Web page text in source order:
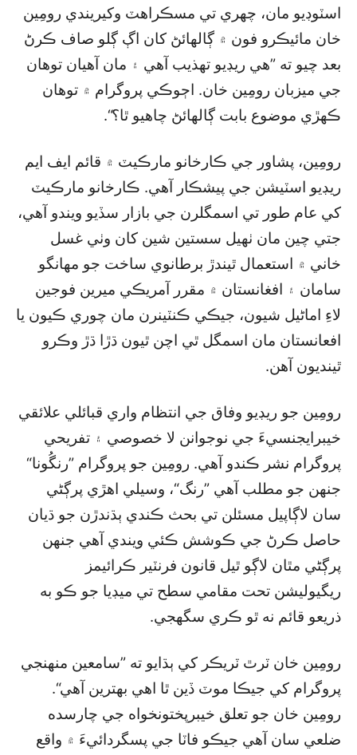
اسٽوڊيو مان، چهري تي مسڪراهٽ وکيريندي رومِين
خان مائيڪرو فون ۾ ڳالهائڻ کان اڳ ڳلو صاف ڪرڻ
بعد چيو ته ”هي ريڊيو تهذيب آهي ۽ مان آهيان توهان
جي ميزبان رومِين خان. اڄوڪي پروگرام ۾ توهان
ڪهڙي موضوع بابت ڳالهائڻ چاهيو ٿا؟“.
رومِين، پشاور جي ڪارخانو مارڪيٽ ۾ قائم ايف ايم
ريڊيو اسٽيشن جي پيشڪار آهي. ڪارخانو مارڪيٽ
کي عام طور تي اسمگلرن جي بازار سڏيو ويندو آهي،
جتي چين مان ٺهيل سستين شين کان وٺي غسل
خاني ۾ استعمال ٿيندڙ برطانوي ساخت جو مهانگو
سامان ۽ افغانستان ۾ مقرر آمريڪي ميرين فوجين
لاءِ اماڻيل شيون، جيڪي ڪنٽينرن مان چوري ڪيون يا
افعانستان مان اسمگل ٿي اچن ٿيون ڌڙا ڌڙ وڪرو
ٿينديون آهن.
رومِين جو ريڊيو وفاق جي انتظام واري قبائلي علائقي
خيبرايجنسيءَ جي نوجوانن لا خصوصي ۽ تفريحي
پروگرام نشر ڪندو آهي. رومِين جو پروگرام ”رنگُونا“
جنهن جو مطلب آهي ”رنگ“، وسيلي اهڙي پرڳڻي
سان لاڳاپيل مسئلن تي بحث ڪندي ٻڌندڙن جو ڌيان
حاصل ڪرڻ جي ڪوشش ڪئي ويندي آهي جنهن
پرڳڻي مٿان لاڳو ٿيل قانون فرنٽير ڪرائيمز
ريگيوليشن تحت مقامي سطح تي ميڊيا جو ڪو به
ذريعو قائم نه ٿو ڪري سگھجي.
رومِين خان ٽرٿ ٽريڪر کي ٻڌايو ته ”سامعين منهنجي
پروگرام کي جيڪا موٽ ڏين ٿا اهي بهترين آهي“.
رومِين خان جو تعلق خيبرپختونخواه جي چارسده
ضلعي سان آهي جيڪو فاٽا جي پسگردائيءَ ۾ واقع